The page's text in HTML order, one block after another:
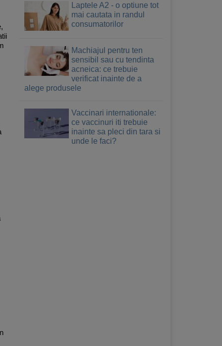
Laptele A2 - o optiune tot
mai cautata in randul
consumatorilor
Machiajul pentru ten
sensibil sau cu tendinta
acneica: ce trebuie
verificat inainte de a
alege produsele
Vaccinari internationale:
ce vaccinuri iti trebuie
inainte sa pleci din tara si
unde le faci?